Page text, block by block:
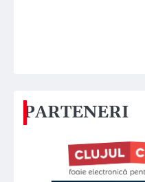
PARTENERI